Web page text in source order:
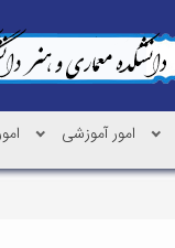
امور آموزشی